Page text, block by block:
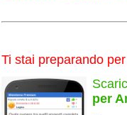
Ti stai preparando
per